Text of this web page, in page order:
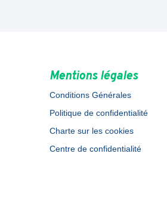
Mentions légales
Conditions Générales
Politique de confidentialité
Charte sur les cookies
Centre de confidentialité